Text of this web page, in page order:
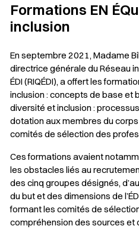
Formations EN
inclusion
En septembre 2021, Madame
directrice générale du Réseau
ÉDI (RIQÉDI), a offert les
inclusion : concepts de base et
diversité et inclusion :
dotation aux membres du
comités de sélection des
Ces formations avaient
les obstacles liés au
des cinq groupes désignés,
du but et des dimensions de
formant les comités de
compréhension des sources et